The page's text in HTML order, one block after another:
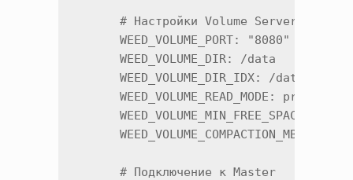
      # Настройки Volume Server
      WEED_VOLUME_PORT: "8080"
      WEED_VOLUME_DIR: /data
      WEED_VOLUME_DIR_IDX: /data
      WEED_VOLUME_READ_MODE: proxy
      WEED_VOLUME_COMPACTION_MBPS: "50"
      # Подключение к Master